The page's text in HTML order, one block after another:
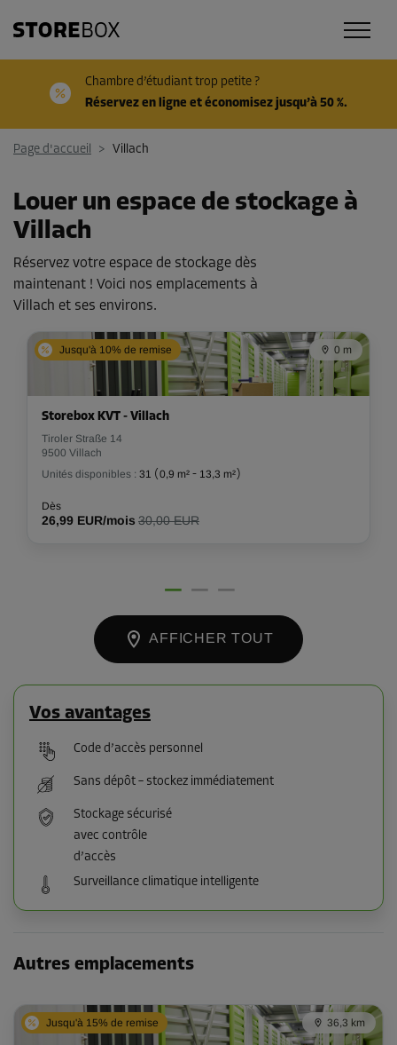
Chambre d’étudiant trop petite ?
Réservez en ligne et économisez jusqu’à 50 %.
Page d'accueil > Villach
Louer un espace de stockage à
Villach
Réservez votre espace de stockage dès
maintenant ! Voici nos emplacements à
Villach et ses environs.
Jusqu'à 10% de remise 0 m
Storebox KVT - Villach
Tiroler Straße 14
9500 Villach
Unités disponibles : 31 (0,9 m² - 13,3 m²)
Dès
26,99 EUR/mois 30,00 EUR
AFFICHER TOUT
Vos avantages
Code d’accès personnel
Sans dépôt – stockez immédiatement
Stockage sécurisé
avec contrôle
d’accès
Surveillance climatique intelligente
Autres emplacements
Jusqu'à 15% de remise 36,3 km